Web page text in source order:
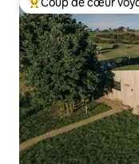
Coups de cœur